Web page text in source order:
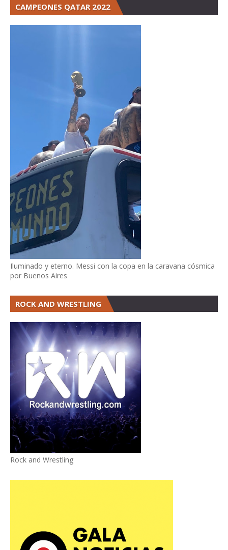
CAMPEONES QATAR 2022
Iluminado y eterno. Messi con la copa en la caravana cósmica
por Buenos Aires
ROCK AND WRESTLING
Rock and Wrestling